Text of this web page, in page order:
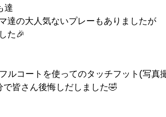
達
達の大人気ないプレーもありましたが
た🎉
ルコートを使ってのタッチフット(写真
皆さん後悔しだしました🤣